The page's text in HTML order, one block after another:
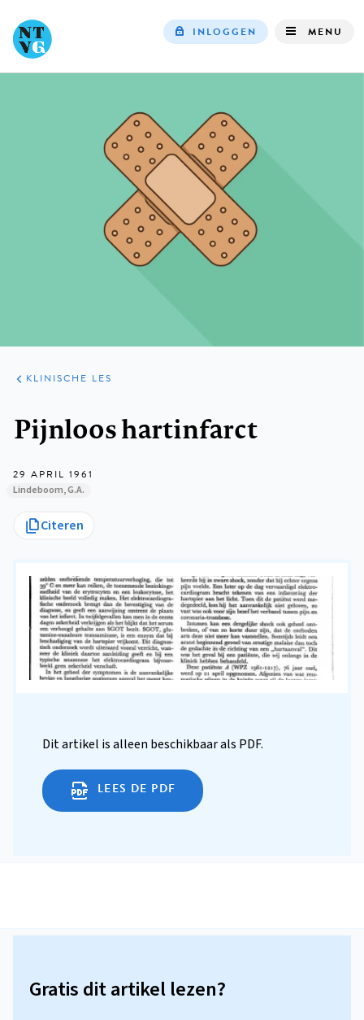
INLOGGEN MENU
ARTIKELEN
PRAKTIJK
KLINISCHE LES
Pijnloos hartinfarct
29 APRIL 1961
Lindeboom, G.A.
Citeren
Dit artikel is alleen beschikbaar als PDF.
LEES DE PDF
Gratis dit artikel lezen?